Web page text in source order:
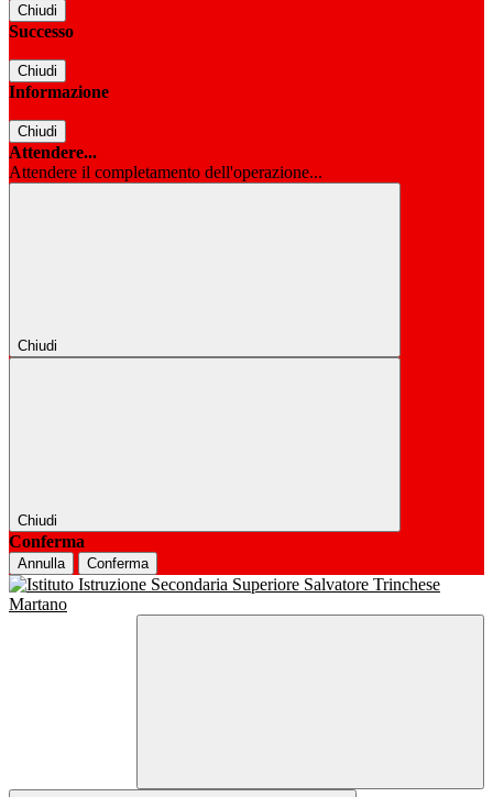
Chiudi
Successo
Chiudi
Informazione
Chiudi
Attendere...
Attendere il completamento dell'operazione...
Chiudi
Chiudi
Conferma
Annulla Conferma